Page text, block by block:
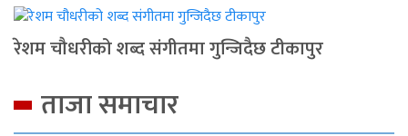
रेशम चौधरीको शब्द संगीतमा गुन्जिदैछ टीकापुर
ताजा समाचार